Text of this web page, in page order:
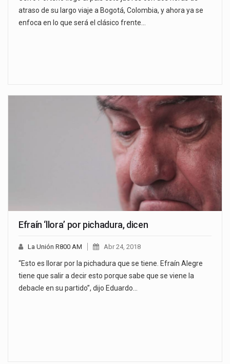
atraso de su largo viaje a Bogotá, Colombia, y ahora ya se
enfoca en lo que será el clásico frente…
Efraín ‘llora’ por pichadura, dicen
La Unión R800 AM Abr 24, 2018
“Esto es llorar por la pichadura que se tiene. Efraín Alegre
tiene que salir a decir esto porque sabe que se viene la
debacle en su partido”, dijo Eduardo…